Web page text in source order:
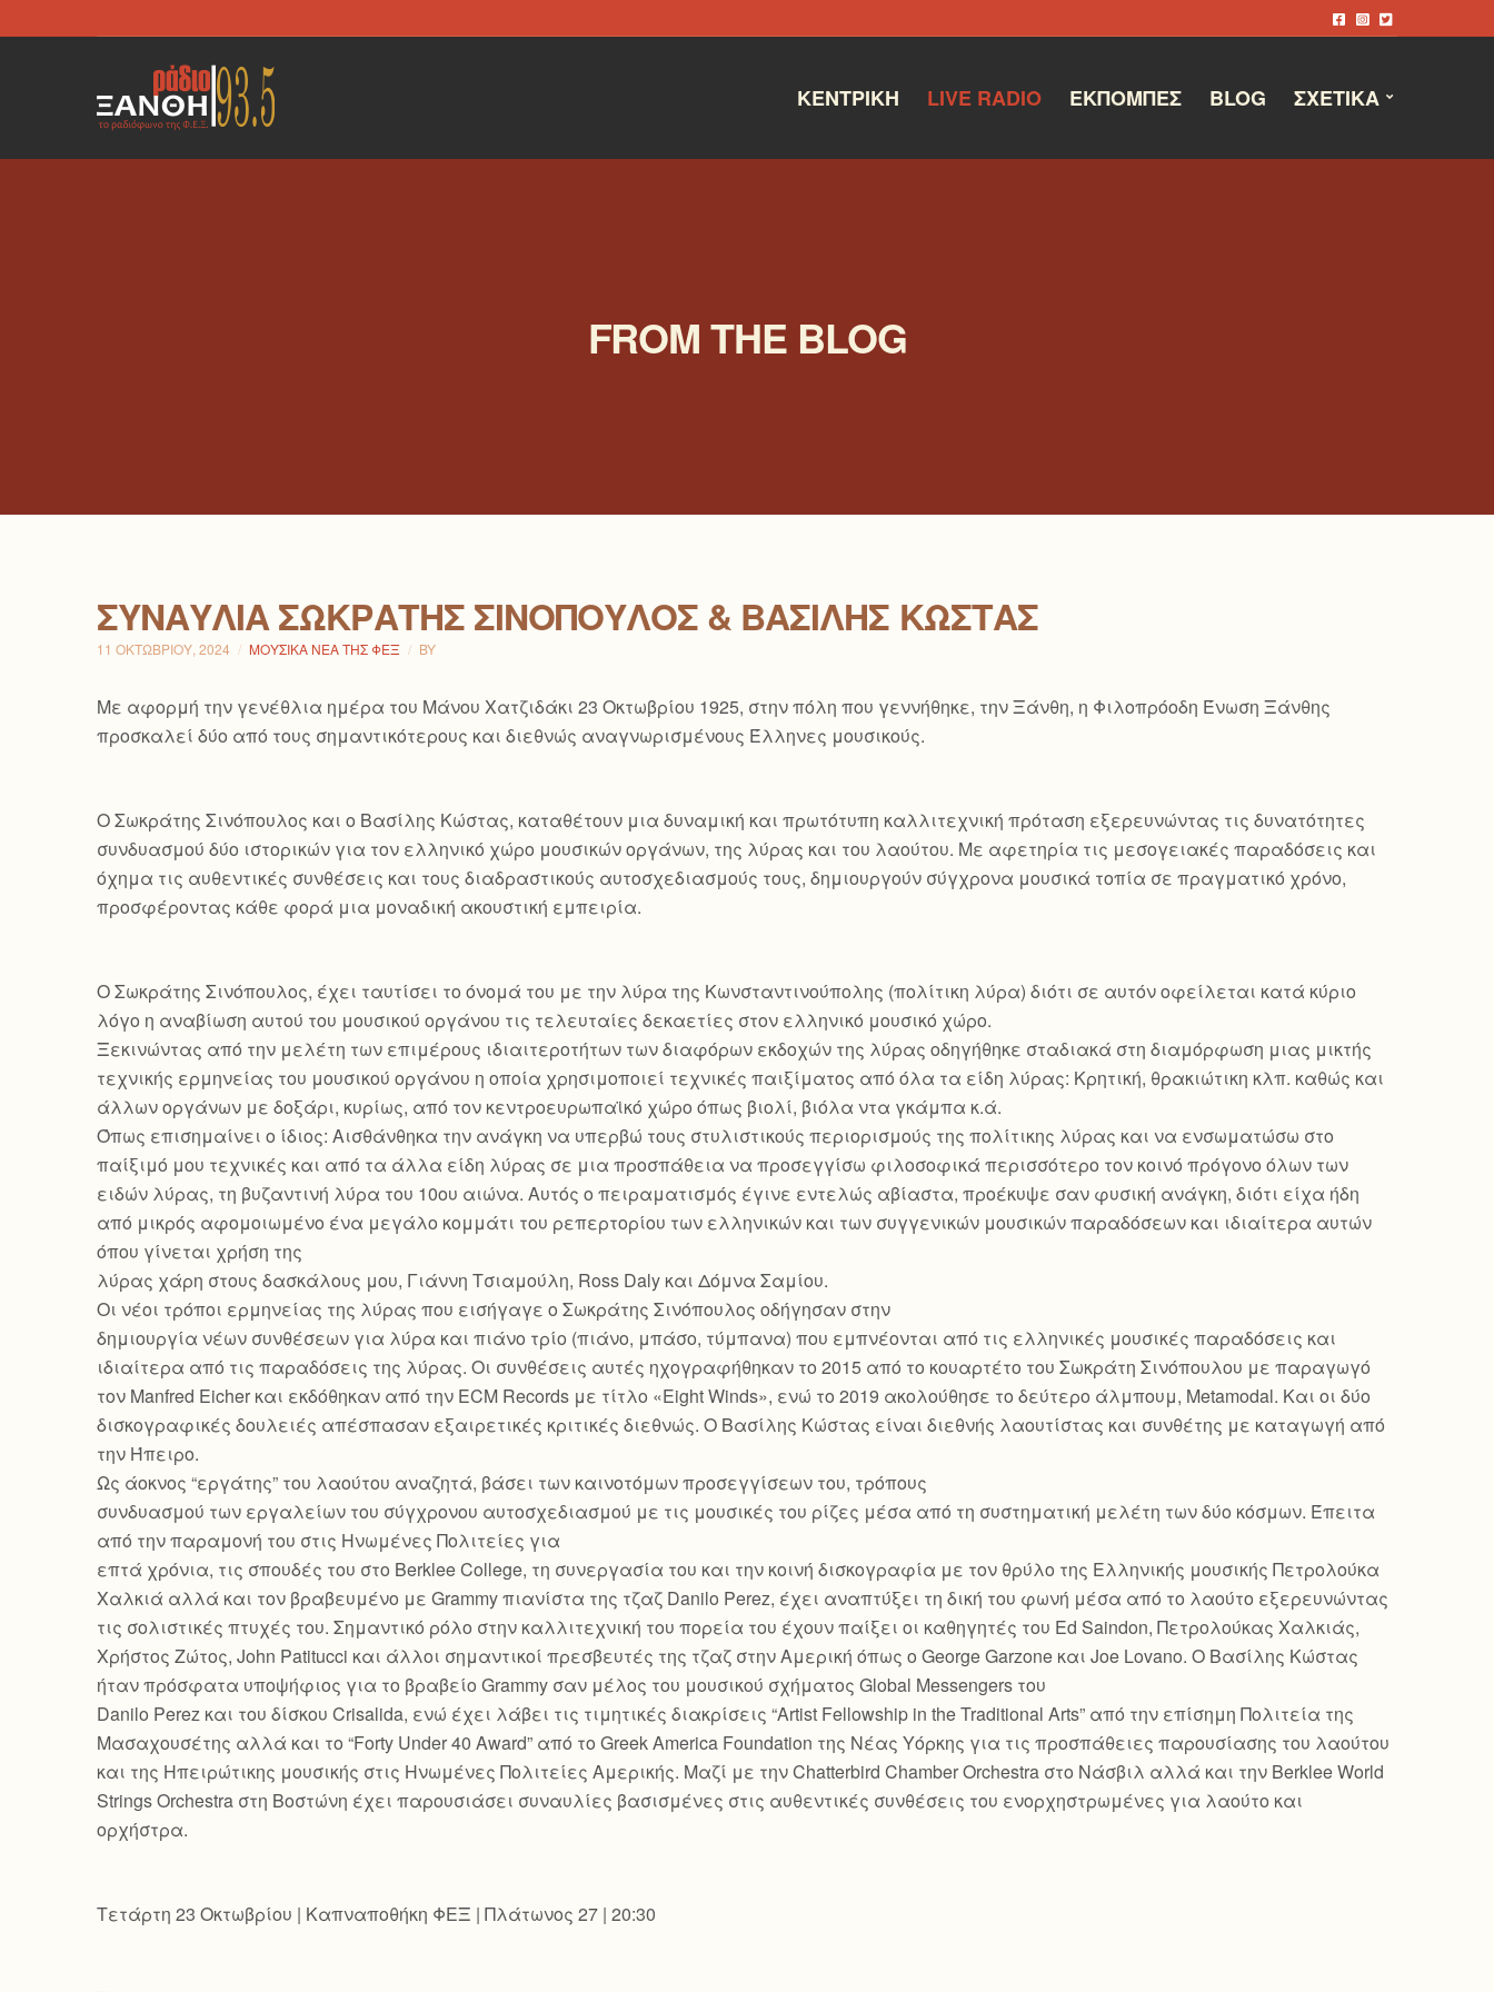
ΚΕΝΤΡΙΚΉ LIVE RADIO ΕΚΠΟΜΠΈΣ BLOG ΣΧΕΤΙΚΆ
FROM THE BLOG
ΣΥΝΑΥΛΊΑ ΣΩΚΡΆΤΗΣ ΣΙΝΌΠΟΥΛΟΣ & ΒΑΣΊΛΗΣ ΚΏΣΤΑΣ
11 ΟΚΤΩΒΡΊΟΥ, 2024 ΜΟΥΣΙΚΆ ΝΈΑ ΤΗΣ ΦΕΞ BY
Με αφορμή την γενέθλια ημέρα του Μάνου Χατζιδάκι 23 Οκτωβρίου 1925, στην πόλη που γεννήθηκε, την Ξάνθη, η Φιλοπρόοδη Ένωση Ξάνθης
προσκαλεί δύο από τους σημαντικότερους και διεθνώς αναγνωρισμένους Έλληνες μουσικούς.
Ο Σωκράτης Σινόπουλος και ο Βασίλης Κώστας, καταθέτουν μια δυναμική και πρωτότυπη καλλιτεχνική πρόταση εξερευνώντας τις δυνατότητες
συνδυασμού δύο ιστορικών για τον ελληνικό χώρο μουσικών οργάνων, της λύρας και του λαούτου. Με αφετηρία τις μεσογειακές παραδόσεις και
όχημα τις αυθεντικές συνθέσεις και τους διαδραστικούς αυτοσχεδιασμούς τους, δημιουργούν σύγχρονα μουσικά τοπία σε πραγματικό χρόνο,
προσφέροντας κάθε φορά μια μοναδική ακουστική εμπειρία.
Ο Σωκράτης Σινόπουλος, έχει ταυτίσει το όνομά του με την λύρα της Κωνσταντινούπολης (πολίτικη λύρα) διότι σε αυτόν οφείλεται κατά κύριο
λόγο η αναβίωση αυτού του μουσικού οργάνου τις τελευταίες δεκαετίες στον ελληνικό μουσικό χώρο.
Ξεκινώντας από την μελέτη των επιμέρους ιδιαιτεροτήτων των διαφόρων εκδοχών της λύρας οδηγήθηκε σταδιακά στη διαμόρφωση μιας μικτής
τεχνικής ερμηνείας του μουσικού οργάνου η οποία χρησιμοποιεί τεχνικές παιξίματος από όλα τα είδη λύρας: Kρητική, θρακιώτικη κλπ. καθώς και
άλλων οργάνων με δοξάρι, κυρίως, από τον κεντροευρωπαϊκό χώρο όπως βιολί, βιόλα ντα γκάμπα κ.ά.
Όπως επισημαίνει ο ίδιος: Αισθάνθηκα την ανάγκη να υπερβώ τους στυλιστικούς περιορισμούς της πολίτικης λύρας και να ενσωματώσω στο
παίξιμό μου τεχνικές και από τα άλλα είδη λύρας σε μια προσπάθεια να προσεγγίσω φιλοσοφικά περισσότερο τον κοινό πρόγονο όλων των
ειδών λύρας, τη βυζαντινή λύρα του 10ου αιώνα. Αυτός ο πειραματισμός έγινε εντελώς αβίαστα, προέκυψε σαν φυσική ανάγκη, διότι είχα ήδη
από μικρός αφομοιωμένο ένα μεγάλο κομμάτι του ρεπερτορίου των ελληνικών και των συγγενικών μουσικών παραδόσεων και ιδιαίτερα αυτών
όπου γίνεται χρήση της
λύρας χάρη στους δασκάλους μου, Γιάννη Τσιαμούλη, Ross Daly και Δόμνα Σαμίου.
Οι νέοι τρόποι ερμηνείας της λύρας που εισήγαγε ο Σωκράτης Σινόπουλος οδήγησαν στην
δημιουργία νέων συνθέσεων για λύρα και πιάνο τρίο (πιάνο, μπάσο, τύμπανα) που εμπνέονται από τις ελληνικές μουσικές παραδόσεις και
ιδιαίτερα από τις παραδόσεις της λύρας. Οι συνθέσεις αυτές ηχογραφήθηκαν το 2015 από το κουαρτέτο του Σωκράτη Σινόπουλου με παραγωγό
τον Manfred Eicher και εκδόθηκαν από την ECM Records με τίτλο «Eight Winds», ενώ το 2019 ακολούθησε το δεύτερο άλμπουμ, Metamodal. Και οι δύο
δισκογραφικές δουλειές απέσπασαν εξαιρετικές κριτικές διεθνώς. Ο Βασίλης Κώστας είναι διεθνής λαουτίστας και συνθέτης με καταγωγή από
την Ήπειρο.
Ως άοκνος “εργάτης” του λαούτου αναζητά, βάσει των καινοτόμων προσεγγίσεων του, τρόπους
συνδυασμού των εργαλείων του σύγχρονου αυτοσχεδιασμού με τις μουσικές του ρίζες μέσα από τη συστηματική μελέτη των δύο κόσμων. Έπειτα
από την παραμονή του στις Ηνωμένες Πολιτείες για
επτά χρόνια, τις σπουδές του στο Berklee College, τη συνεργασία του και την κοινή δισκογραφία με τον θρύλο της Ελληνικής μουσικής Πετρολούκα
Χαλκιά αλλά και τον βραβευμένο με Grammy πιανίστα της τζαζ Danilo Perez, έχει αναπτύξει τη δική του φωνή μέσα από το λαούτο εξερευνώντας
τις σολιστικές πτυχές του. Σημαντικό ρόλο στην καλλιτεχνική του πορεία του έχουν παίξει οι καθηγητές του Ed Saindon, Πετρολούκας Χαλκιάς,
Χρήστος Ζώτος, John Patitucci και άλλοι σημαντικοί πρεσβευτές της τζαζ στην Αμερική όπως ο George Garzone και Joe Lovano. Ο Βασίλης Κώστας
ήταν πρόσφατα υποψήφιος για το βραβείο Grammy σαν μέλος του μουσικού σχήματος Global Messengers του
Danilo Perez και του δίσκου Crisalida, ενώ έχει λάβει τις τιμητικές διακρίσεις “Artist Fellowship in the Traditional Arts” από την επίσημη Πολιτεία της
Μασαχουσέτης αλλά και το “Forty Under 40 Award” από το Greek America Foundation της Νέας Υόρκης για τις προσπάθειες παρουσίασης του λαούτου
και της Ηπειρώτικης μουσικής στις Ηνωμένες Πολιτείες Αμερικής. Μαζί με την Chatterbird Chamber Orchestra στο Νάσβιλ αλλά και την Berklee World
Strings Orchestra στη Βοστώνη έχει παρουσιάσει συναυλίες βασισμένες στις αυθεντικές συνθέσεις του ενορχηστρωμένες για λαούτο και
ορχήστρα.
Τετάρτη 23 Οκτωβρίου | Καπναποθήκη ΦΕΞ | Πλάτωνος 27 | 20:30